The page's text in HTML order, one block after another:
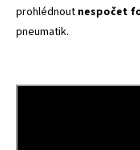
prohlédnout nespočet
pneumatik.